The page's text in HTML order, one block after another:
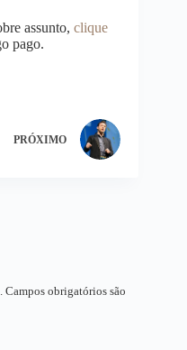
assunto, clique
pago.
PRÓXIMO
Campos obrigatórios são